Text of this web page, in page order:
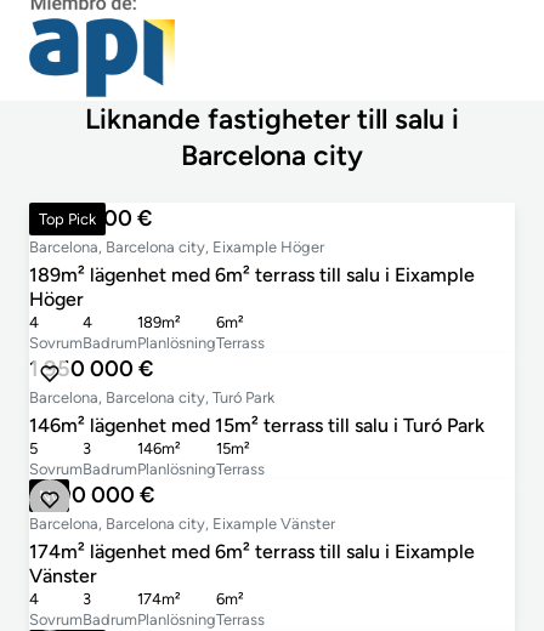
Liknande fastigheter till salu i
Barcelona city
Top Pick
1 870 000 €
Barcelona, Barcelona city, Eixample Höger
189m² lägenhet med 6m² terrass till salu i Eixample
Höger
Sovrum
4
Badrum
4
Planlösning
189m²
Terrass
6m²
1 950 000 €
Barcelona, Barcelona city, Turó Park
146m² lägenhet med 15m² terrass till salu i Turó Park
Sovrum
5
Badrum
3
Planlösning
146m²
Terrass
15m²
Ny
1 600 000 €
Barcelona, Barcelona city, Eixample Vänster
174m² lägenhet med 6m² terrass till salu i Eixample
Vänster
Sovrum
4
Badrum
3
Planlösning
174m²
Terrass
6m²